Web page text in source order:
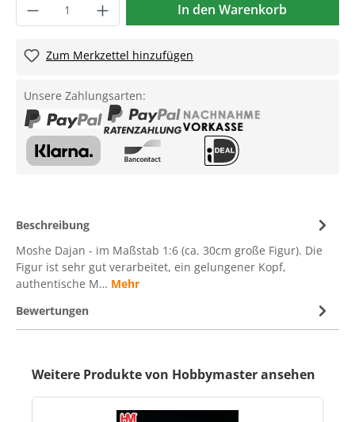
In den Warenkorb
Zum Merkzettel hinzufügen
Unsere Zahlungsarten:
Beschreibung
Moshe Dajan - im Maßstab 1:6 (ca. 30cm große Figur). Die
Figur ist sehr gut verarbeitet, ein gelungener Kopf,
authentische M… Mehr
Bewertungen
Weitere Produkte von Hobbymaster ansehen